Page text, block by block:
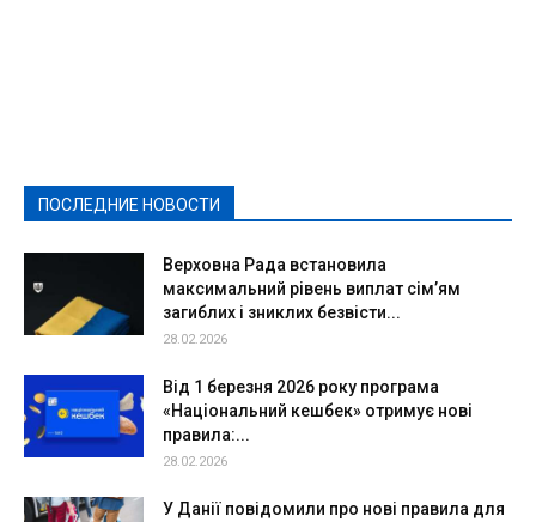
ПОСЛЕДНИЕ НОВОСТИ
Верховна Рада встановила
максимальний рівень виплат сім’ям
загиблих і зниклих безвісти...
28.02.2026
Від 1 березня 2026 року програма
«Національний кешбек» отримує нові
правила:...
28.02.2026
У Данії повідомили про нові правила для